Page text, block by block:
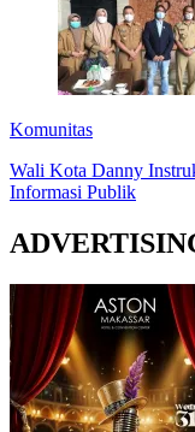
Komunitas
Wali Kota Danny
Informasi Publik